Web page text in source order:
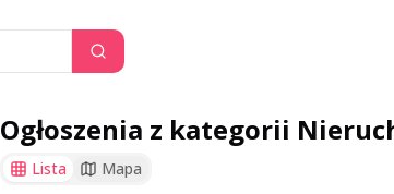
Ogłoszenia z kategorii
Lista Mapa